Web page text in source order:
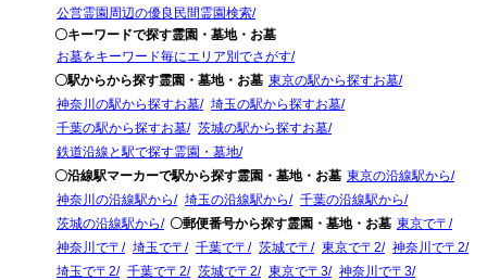
公営霊園周辺の優良民間霊園検索
〇キーワードで探す霊園・墓地・お墓
お墓をキーワード毎にエリア別でさがす
〇駅からから探す霊園・墓地・お墓 東京の駅から探すお墓
神奈川の駅から探すお墓
埼玉の駅から探すお墓
千葉の駅から探すお墓
茨城の駅から探すお墓
鉄道沿線と駅で探す霊園・墓地
〇沿線駅マーカーで駅から探す霊園・墓地・お墓 東京の沿線駅から
神奈川の沿線駅から
埼玉の沿線駅から
千葉の沿線駅から
茨城の沿線駅から
〇郵便番号から探す霊園・墓地・お墓 東京で〒
神奈川で〒
埼玉で〒 千葉で〒 茨城で〒 東京で〒2
神奈川で〒2
埼玉で〒2
千葉で〒2 茨城で〒2 東京で〒3
神奈川で〒3